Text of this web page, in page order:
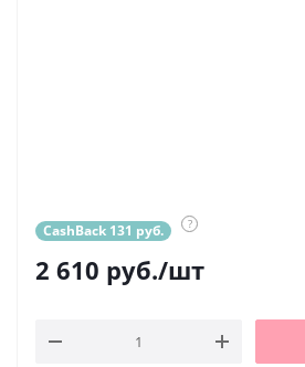
CashBack 131 руб. ?
2 610 руб./шт